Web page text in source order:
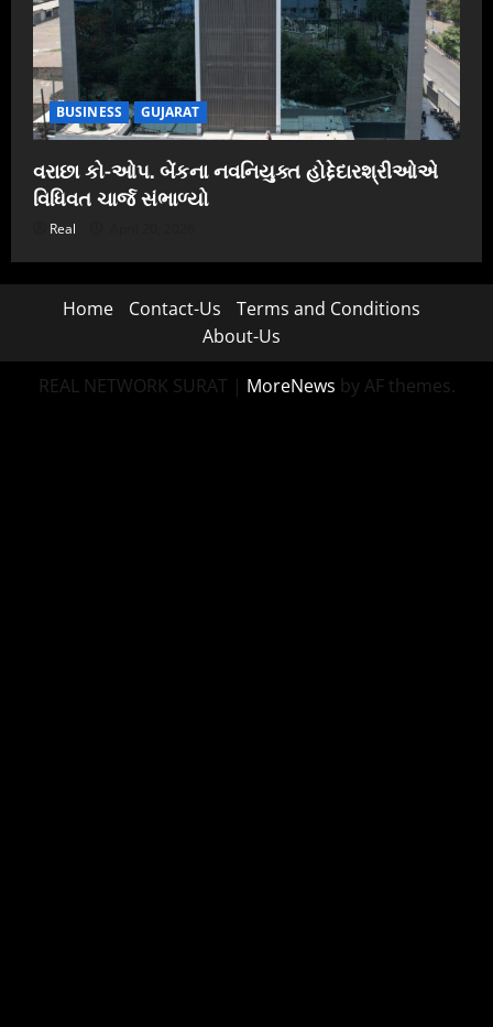
BUSINESS GUJARAT
વરાછા કો-ઓપ. બેંકના નવનિયુક્ત હોદ્દેદારશ્રીઓએ
વિધિવત ચાર્જ સંભાળ્યો
Real
Home Contact-Us
Terms and Conditions
About-Us
REAL NETWORK SURAT | MoreNews by AF themes.